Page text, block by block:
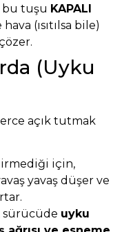
bu tuşu KAPALI
(ısıtılsa bile)
(Uyku
açık tutmak
için,
yavaş düşer ve
sürücüde uyku